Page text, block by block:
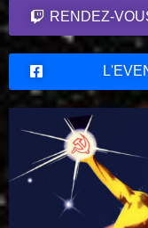
RENDEZ-